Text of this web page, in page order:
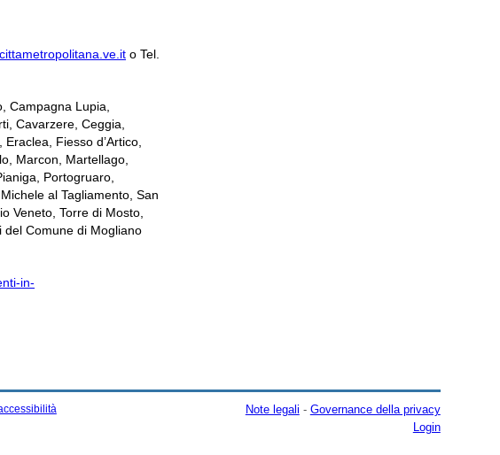
o Tel.
Campagna Lupia,
Cavarzere, Ceggia,
Fiesso d’Artico,
Marcon, Martellago,
Portogruaro,
al Tagliamento, San
Veneto, Torre di Mosto,
del Comune di Mogliano
in-
Note legali - Governance della privacy
Login